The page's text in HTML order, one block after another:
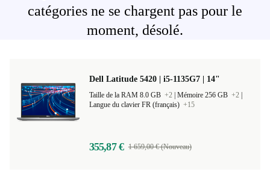
catégories ne se chargent pas pour le
moment, désolé.
Dell Latitude 5420 | i5-1135G7 | 14"
Taille de la RAM 8.0 GB +2 Mémoire 256 GB +2
Langue du clavier FR (français) +15
355,87 € 1 659,00 € (Nouveau)